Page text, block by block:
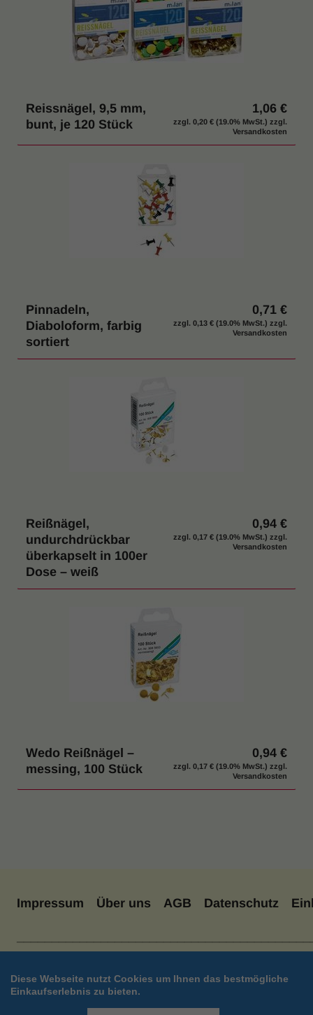
Reissnägel, 9,5 mm,
bunt, je 120 Stück
1,06 €
zzgl. 0,20 € (19.0% MwSt.) zzgl.
Versandkosten
Pinnadeln,
Diaboloform, farbig
sortiert
0,71 €
zzgl. 0,13 € (19.0% MwSt.) zzgl.
Versandkosten
Reißnägel,
undurchdrückbar
überkapselt in 100er
Dose – weiß
0,94 €
zzgl. 0,17 € (19.0% MwSt.) zzgl.
Versandkosten
Wedo Reißnägel –
messing, 100 Stück
0,94 €
zzgl. 0,17 € (19.0% MwSt.) zzgl.
Versandkosten
Impressum Über uns AGB Datenschutz
Diese Webseite nutzt Cookies um Ihnen das bestmögliche
Einkaufserlebnis zu bieten.